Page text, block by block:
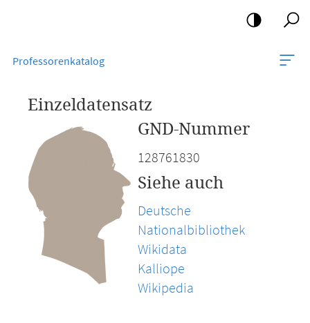
Professorenkatalog
Einzeldatensatz
GND-Nummer
128761830
Siehe auch
Deutsche
Nationalbibliothek
Wikidata
Kalliope
Wikipedia